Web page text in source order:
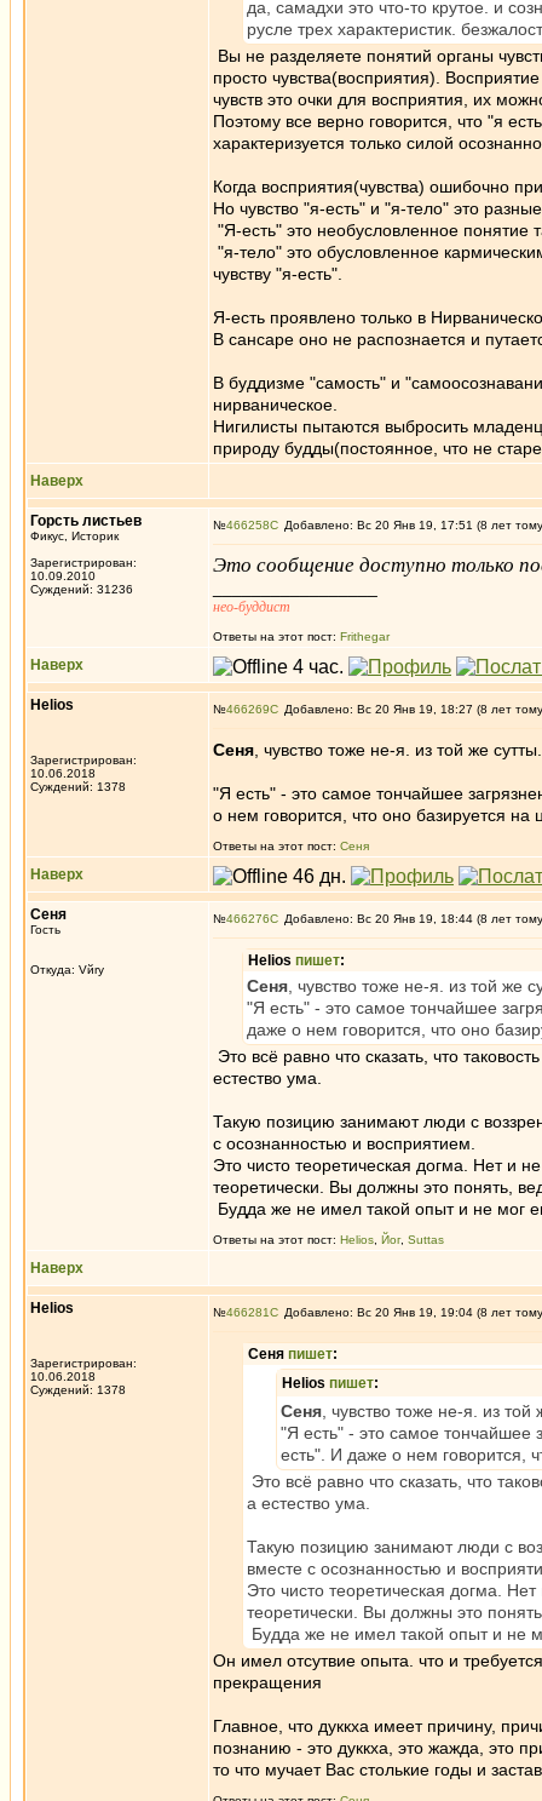
да, самадхи это что-то крутое. и
русле трех характеристик.
Вы не разделяете понятий органы
просто чувства(восприятия).
чувств это очки для восприятия, их
Поэтому все верно говорится, что "я
характеризуется только силой
Когда восприятия(чувства) ошибочно
Но чувство "я-есть" и "я-тело" это
"Я-есть" это необусловленное понятие
"я-тело" это обусловленное
чувству "я-есть".
Я-есть проявлено только в
В сансаре оно не распознается и
В буддизме "самость" и
нирваническое.
Нигилисты пытаются выбросить
природу будды(постоянное, что не
Наверх
Горсть листьев
Фикус, Историк
Зарегистрирован:
10.09.2010
Суждений: 31236
№466258 Добавлено: Вс 20 Янв 19, 17:51 (8 лет
Это сообщение доступно только
нео-буддист
Ответы на этот пост: Frithegar
Наверх
Helios
Зарегистрирован:
10.06.2018
Суждений: 1378
№466269 Добавлено: Вс 20 Янв 19, 18:27 (8 лет
Сеня , чувство тоже не-я. из той же
"Я есть" - это самое тончайшее
о нем говорится, что оно базируется на
Ответы на этот пост: Сеня
Наверх
Сеня
Гость
Откуда: Vйry
№466276 Добавлено: Вс 20 Янв 19, 18:44 (8 лет
Helios пишет:
Сеня , чувство тоже не-я. из той же
"Я есть" - это самое тончайшее
даже о нем говорится, что оно
Это всё равно что сказать, что
естество ума.
Такую позицию занимают люди с
с осознанностью и восприятием.
Это чисто теоретическая догма. Нет и
теоретически. Вы должны это понять,
Будда же не имел такой опыт и не мог
Ответы на этот пост: Helios Йог, Suttas
Наверх
Helios
Зарегистрирован:
10.06.2018
Суждений: 1378
№466281 Добавлено: Вс 20 Янв 19, 19:04 (8 лет
Сеня пишет:
Helios пишет:
Сеня , чувство тоже не-я. из
"Я есть" - это самое тончайшее
есть". И даже о нем говорится,
Это всё равно что сказать, что
а естество ума.
Такую позицию занимают люди с
вместе с осознанностью и
Это чисто теоретическая догма.
теоретически. Вы должны это
Будда же не имел такой опыт и не
Он имел отсутвие опыта. что и
прекращения
Главное, что дуккха имеет причину,
познанию - это дуккха, это жажда, это
то что мучает Вас столькие годы и